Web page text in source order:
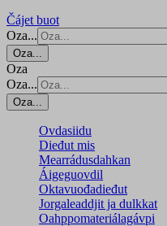
Čájet buot
Oza...
Oza...
Oza
Oza...
Oza...
Ovdasiidu
Dieđut mis
Mearrádusdahkan
Áigeguovdil
Oktavuođadieđut
Jorgaleaddjit ja dulkkat
Oahppomateriálagávpi